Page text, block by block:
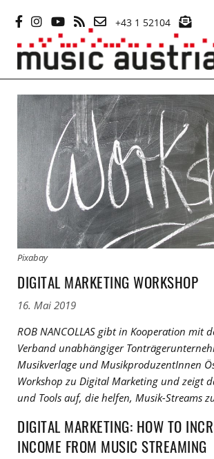
Inhalt
springen
+43 1 52104
Pixabay
DIGITAL MARKETING WORKSHOP
16. Mai 2019
ROB NANCOLLAS gibt in Kooperation mit
Verband unabhängiger
Musikverlage und MusikproduzentInnen
Workshop zu Digital Marketing und zeigt
und Tools auf, die helfen, Musik-Streams
DIGITAL MARKETING: HOW TO
INCOME FROM MUSIC STREAMING